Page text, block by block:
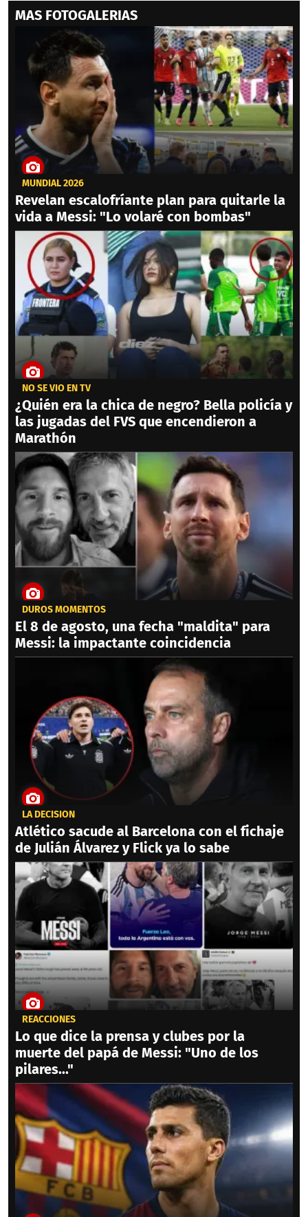
MAS FOTOGALERIAS
MUNDIAL 2026
Revelan escalofríante plan para quitarle la
vida a Messi: "Lo volaré con bombas"
NO SE VIO EN TV
¿Quién era la chica de negro? Bella policía y
las jugadas del FVS que encendieron a
Marathón
DUROS MOMENTOS
El 8 de agosto, una fecha "maldita" para
Messi: la impactante coincidencia
LA DECISIÓN
Atlético sacude al Barcelona con el fichaje
de Julián Álvarez y Flick ya lo sabe
REACCIONES
Lo que dice la prensa y clubes por la
muerte del papá de Messi: "Uno de los
pilares..."